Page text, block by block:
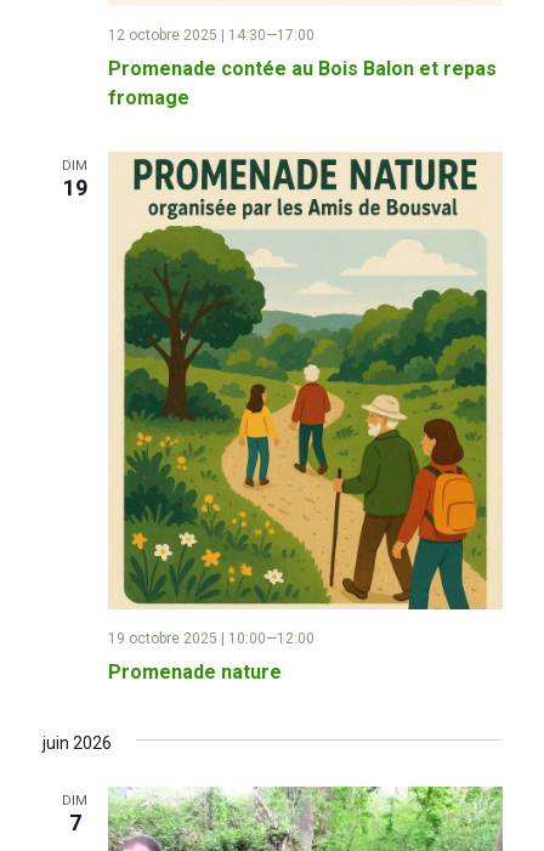
Promenade contée au Bois Balon et repas
fromage
12 octobre 2025 | 14:30—17:00
DIM
19
Promenade nature
19 octobre 2025 | 10:00—12:00
juin 2026
DIM
7